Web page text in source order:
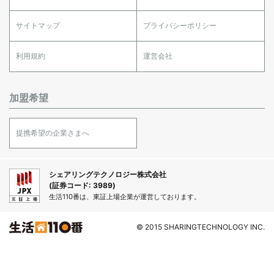
サイトマップ プライバシーポリシー
利用規約 運営会社
加盟希望
提携希望の企業さまへ
シェアリングテクノロジー株式会社
(証券コード: 3989)
生活110番は、東証上場企業が運営しております。
© 2015 SHARINGTECHNOLOGY INC.